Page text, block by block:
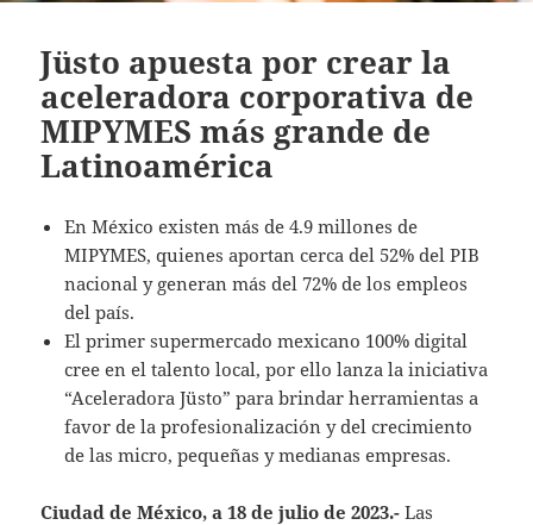
Jüsto apuesta por crear la
aceleradora corporativa de
MIPYMES más grande de
Latinoamérica
En México existen más de 4.9 millones de
MIPYMES, quienes aportan cerca del 52% del PIB
nacional y generan más del 72% de los empleos
del país.
El primer supermercado mexicano 100% digital
cree en el talento local, por ello lanza la iniciativa
“Aceleradora Jüsto” para brindar herramientas a
favor de la profesionalización y del crecimiento
de las micro, pequeñas y medianas empresas.
Ciudad de México, a 18 de julio de 2023.- Las